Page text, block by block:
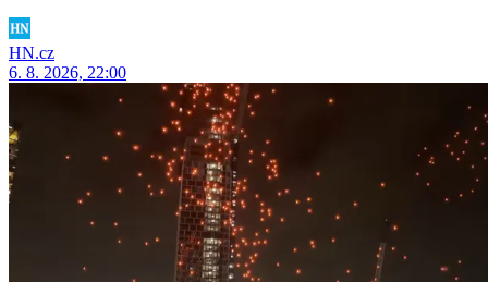
HN.cz
6. 8. 2026, 22:00